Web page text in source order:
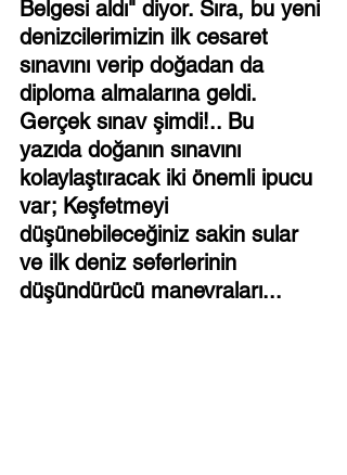
Belgesi aldı" diyor. Sıra, bu yeni
denizcilerimizin ilk cesaret
sınavını verip doğadan da
diploma almalarına geldi.
Gerçek sınav şimdi!.. Bu
yazıda doğanın sınavını
kolaylaştıracak iki önemli ipucu
var; Keşfetmeyi
düşünebileceğiniz sakin sular
ve ilk deniz seferlerinin
düşündürücü manevraları...